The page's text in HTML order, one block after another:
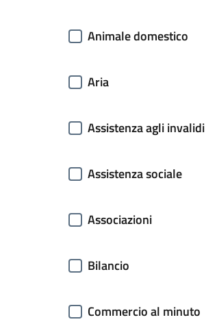
Animale domestico
Aria
Assistenza agli invalidi
Assistenza sociale
Associazioni
Bilancio
Commercio al minuto